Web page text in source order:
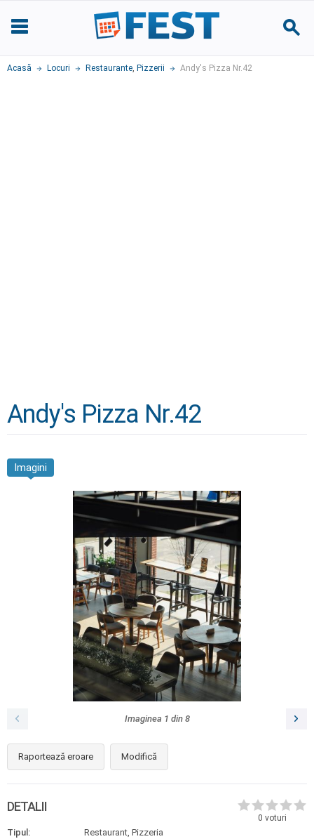
Acasă Locuri Restaurante, Pizzerii Andy's Pizza Nr.42
Andy's Pizza Nr.42
Imagini
Imaginea 1 din 8
Raportează eroare Modifică
0 voturi
DETALII
Tipul:
Restaurant, Pizzeria